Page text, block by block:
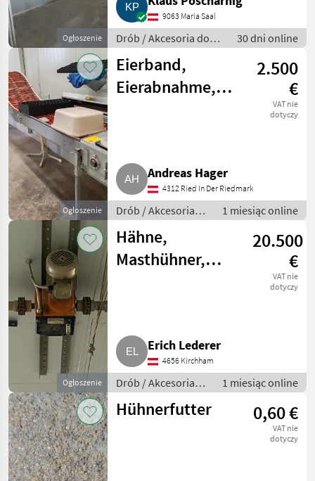
Ogłoszenie
9063 Maria Saal
Drób / Akcesoria do
hodowli drobiu
30 dni online
Ogłoszenie
Eierband,
Eierabnahme,
2.500
€
VAT nie
dotyczy
Andreas Hager
4312 Ried In Der Riedmark
Drób / Akcesoria
do hodowli drobiu
1 miesiąc online
Ogłoszenie
Hähne,
Masthühner,
20.500
€
VAT nie
dotyczy
Erich Lederer
4656 Kirchham
Drób / Akcesoria
do hodowli drobiu
1 miesiąc online
Hühnerfutter 0,60 €
VAT nie
dotyczy